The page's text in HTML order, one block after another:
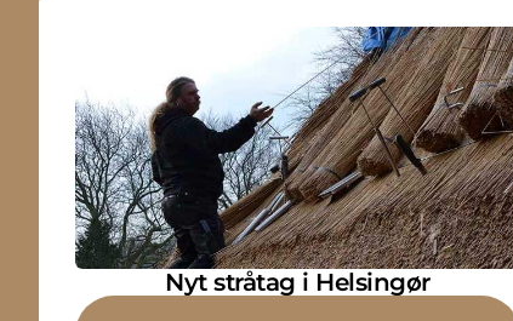
Nyt stråtag i Helsingør